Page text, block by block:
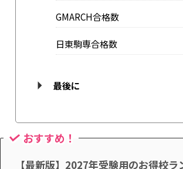
GMARCH合格数
日東駒専合格数
最後に
おすすめ！
【最新版】2027年受験用のお得校